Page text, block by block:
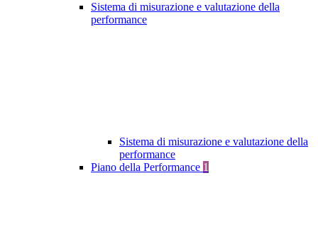
Sistema di misurazione e valutazione della
performance
Sistema di misurazione e valutazione della
performance
Piano della Performance 1